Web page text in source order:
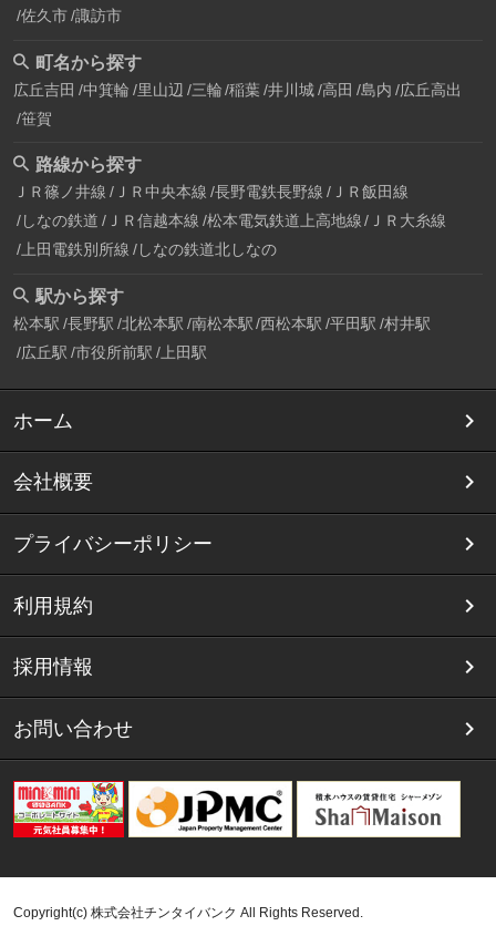
佐久市 諏訪市
町名から探す
広丘吉田 中箕輪 里山辺 三輪 稲葉 井川城 高田 島内 広丘高出
笹賀
路線から探す
ＪＲ篠ノ井線 ＪＲ中央本線 長野電鉄長野線 ＪＲ飯田線
しなの鉄道 ＪＲ信越本線 松本電気鉄道上高地線
ＪＲ大糸線
上田電鉄別所線 しなの鉄道北しなの
駅から探す
松本駅 長野駅 北松本駅 南松本駅 西松本駅 平田駅 村井駅
広丘駅 市役所前駅 上田駅
ホーム
会社概要
プライバシーポリシー
利用規約
採用情報
お問い合わせ
Copyright(c) 株式会社チンタイバンク All Rights Reserved.